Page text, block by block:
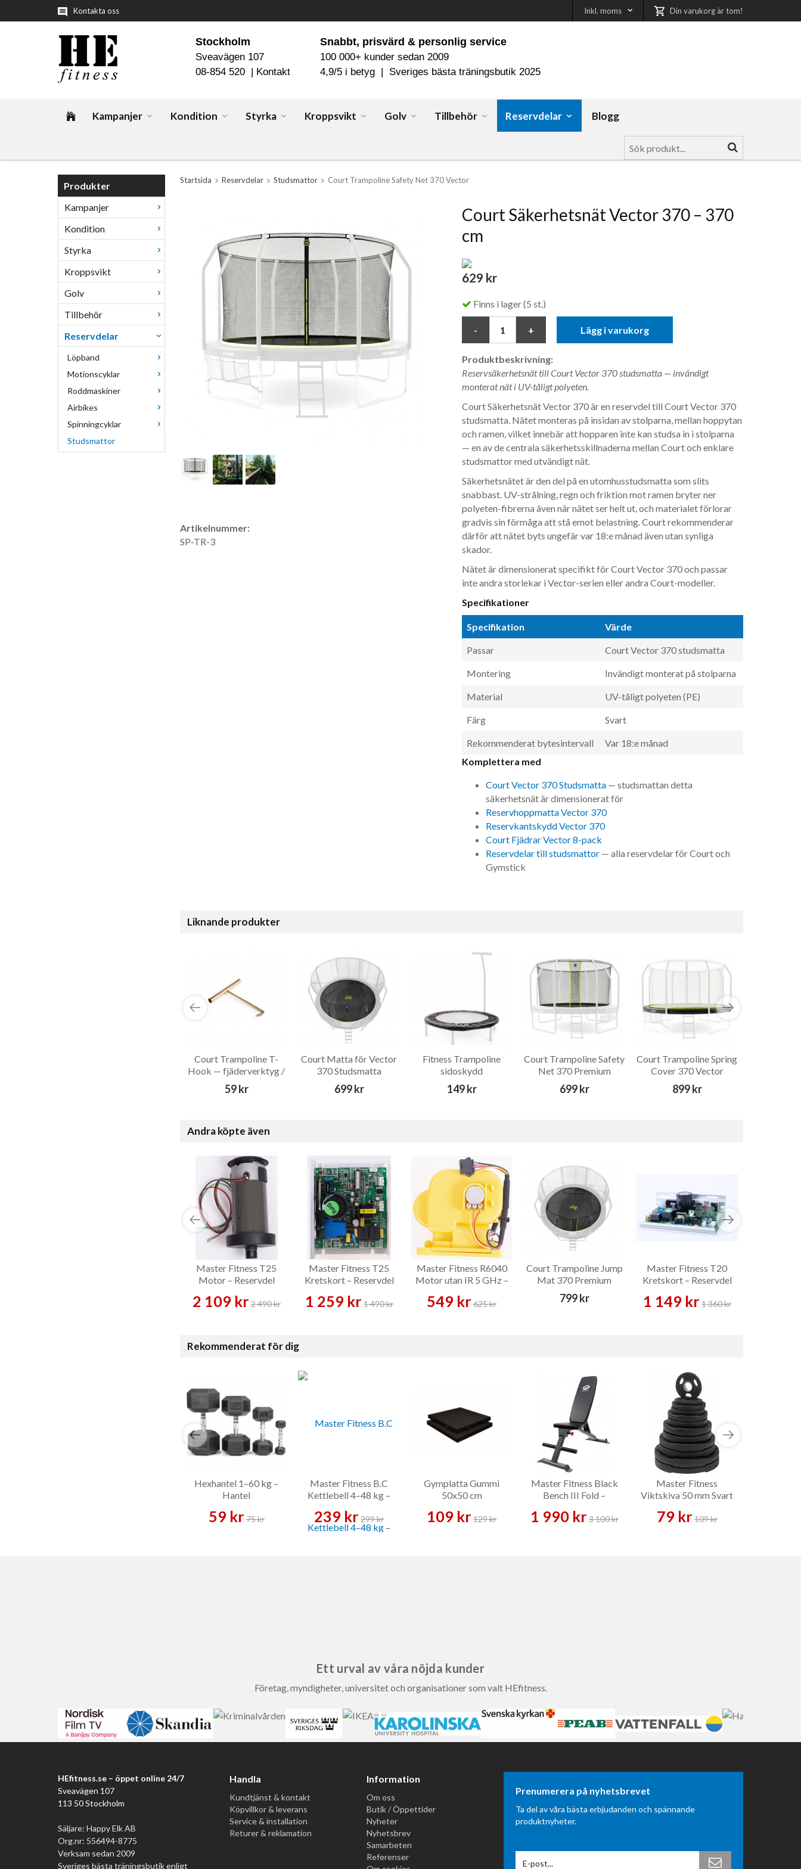
Kontakta oss Inkl. moms Din varukorg är tom!
Snabbt, prisvärd & personlig service
100 000+ kunder sedan 2009
4,9/5 i betyg | Sveriges bästa träningsbutik 2025
Stockholm
Sveavägen 107
08-854 520 | Kontakt
Kampanjer Kondition Styrka Kroppsvikt Golv Tillbehör Reservdelar Blogg
Produkter
Kampanjer
Kondition
Styrka
Kroppsvikt
Golv
Tillbehör
Reservdelar
Löpband
Motionscyklar
Roddmaskiner
Airbikes
Spinningcyklar
Studsmattor
Startsida Reservdelar Studsmattor Court Trampoline Safety Net 370 Vector
Court Säkerhetsnät Vector 370 – 370
cm
629 kr
Finns i lager (5 st.)
Lägg i varukorg
Produktbeskrivning:
Reservsäkerhetsnät till Court Vector 370 studsmatta — invändigt
monterat nät i UV-tåligt polyeten.
Court Säkerhetsnät Vector 370 är en reservdel till Court Vector 370
studsmatta. Nätet monteras på insidan av stolparna, mellan hoppytan
och ramen, vilket innebär att hopparen inte kan studsa in i stolparna
— en av de centrala säkerhetsskillnaderna mellan Court och enklare
studsmattor med utvändigt nät.
Säkerhetsnätet är den del på en utomhusstudsmatta som slits
snabbast. UV-strålning, regn och friktion mot ramen bryter ner
polyeten-fibrerna även när nätet ser helt ut, och materialet förlorar
gradvis sin förmåga att stå emot belastning. Court rekommenderar
därför att nätet byts ungefär var 18:e månad även utan synliga
skador.
Nätet är dimensionerat specifikt för Court Vector 370 och passar
inte andra storlekar i Vector-serien eller andra Court-modeller.
Specifikationer
Specifikation Värde
Passar Court Vector 370 studsmatta
Montering Invändigt monterat på stolparna
Material UV-tåligt polyeten (PE)
Färg Svart
Rekommenderat bytesintervall
Var 18:e månad
Komplettera med
Court Vector 370 Studsmatta— studsmattan detta
säkerhetsnät är dimensionerat för
Reservhoppmatta Vector 370
Reservkantskydd Vector 370
Court Fjädrar Vector 8-pack
Reservdelar till studsmattor— alla reservdelar för Court och
Gymstick
Artikelnummer:
SP-TR-3
Liknande produkter
Court Trampoline T-
Hook — fjäderverktyg /
T-formad krok
59 kr
Court Matta för Vector
370 Studsmatta
699 kr
Fitness Trampoline
sidoskydd
149 kr
Court Trampoline Safety
Net 370 Premium
699 kr
Court Trampoline Spring
Cover 370 Vector
899 kr
Andra köpte även
Master Fitness T25
Motor – Reservdel
2 109 kr2 490 kr
Master Fitness T25
Kretskort – Reservdel
1 259 kr1 490 kr
Master Fitness R6040
Motor utan IR 5 GHz –
549 kr625 kr
Court Trampoline Jump
Mat 370 Premium
799 kr
Master Fitness T20
Kretskort – Reservdel
1 149 kr1 360 kr
Rekommenderat för dig
Hexhantel 1–60 kg –
Hantel
59 kr75 kr
Master Fitness B.C
Kettlebell 4–48 kg –
239 kr299 kr
Gymplatta Gummi
50x50 cm
109 kr129 kr
Master Fitness Black
Bench III Fold –
1 990 kr3 100 kr
Master Fitness
Viktskiva 50 mm Svart
Viktskiva
79 kr109 kr
Ett urval av våra nöjda kunder
Företag, myndigheter, universitet och organisationer som valt HEfitness.
HEfitness.se – öppet online 24/7
Sveavägen 107
113 50 Stockholm
Säljare: Happy Elk AB
Org.nr: 556494-8775
Verksam sedan 2009
Sveriges bästa träningsbutik enligt
Handla
Kundtjänst & kontakt
Köpvillkor & leverans
Service & installation
Returer & reklamation
Information
Om oss
Butik / Öppettider
Nyheter
Nyhetsbrev
Samarbeten
Referenser
Prenumerera på nyhetsbrevet
Ta del av våra bästa erbjudanden och spännande
produktnyheter.